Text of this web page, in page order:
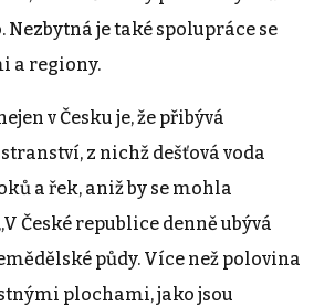
Nezbytná je také spolupráce se
a regiony.
v Česku je, že přibývá
z nichž dešťová voda
a řek, aniž by se mohla
České republice denně ubývá
půdy. Více než polovina
plochami, jako jsou